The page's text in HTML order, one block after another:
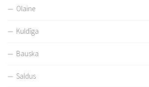
Olaine
Kuldīga
Bauska
Saldus